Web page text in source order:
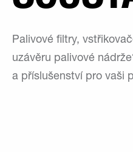
Palivové filtry,
uzávěru palivové
a příslušenství pro vaši